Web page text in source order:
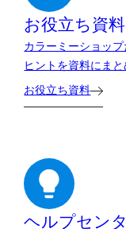
お役立ち資料
カラーミーショッ
ヒントを資料にまと
お役立ち資料
ヘルプセン